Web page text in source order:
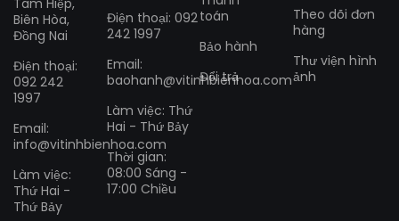
Biên Hòa,
Đồng Nai
Điện thoại:
092 242
1997
Email:
info@vitinhbienhoa.com
Làm việc:
Thứ Hai -
Thứ Bảy
Điện thoại: 092
242 1997
Email:
baohanh@vitinhbienhoa.com
Làm việc: Thứ
Hai - Thứ Bảy
Thời gian:
08:00 Sáng -
17:00 Chiều
toán
Bảo hành
Đổi trả
Theo dõi đơn
hàng
Thư viện hình
ảnh